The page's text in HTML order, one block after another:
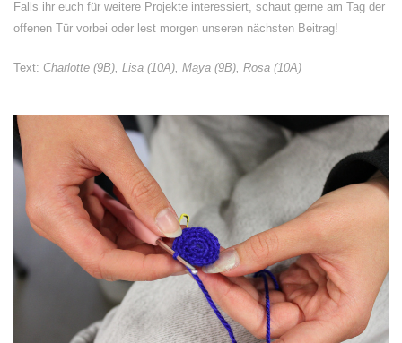
Falls ihr euch für weitere Projekte interessiert, schaut gerne am Tag der
offenen Tür vorbei oder lest morgen unseren nächsten Beitrag!
Text: Charlotte (9B), Lisa (10A), Maya (9B), Rosa (10A)